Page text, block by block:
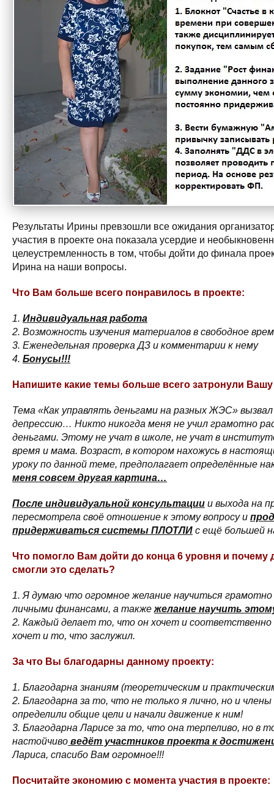
Результаты Ирины превзошли все ожидания
участия в проекте она показала усердие и
целеустремленность в том, чтобы дойти до финала
Ирина на наши вопросы.
Что Вам больше всего понравилось в проекте:
1. Индивидуальная работа
2. Возможность изучения материалов в свободное
3. Еженедельная проверка ДЗ и комментарии к нему
4. Бонусы!!!
Напишите какие темы больше всего затронули
Тема «Как управлять деньгами на разных ЖЭС»
депрессию… Никто никогда меня не учил грамотно
деньгами. Этому не учат в школе, не учат в
время и мама. Возраст, в котором нахожусь в
уроку по данной теме, предполагает определённые
меня совсем другая картина…
После индивидуальной консультации и выхода на
пересмотрела своё отношение к этому вопросу и
придерживаться системы ПЛОТЛИ с ещё большей
Что помогло Вам дойти до конца 6 уровня и почему
смогли это сделать?
1. Я думаю что огромное желание научиться
личными финансами, а также желание научить
2. Каждый делает то, что он хочет и
хочет и то, что заслужил.
За что Вы благодарны данному проекту:
1. Благодарна знаниям (теоретическим и
2. Благодарна за то, что не только я лично, но и
определили общие цели и начали движение к ним!
3. Благодарна Ларисе за то, что она терпеливо, но в
настойчиво ведёт участников проекта к
Лариса, спасибо Вам огромное!!!
Посчитайте экономию с момента участия в проекте: